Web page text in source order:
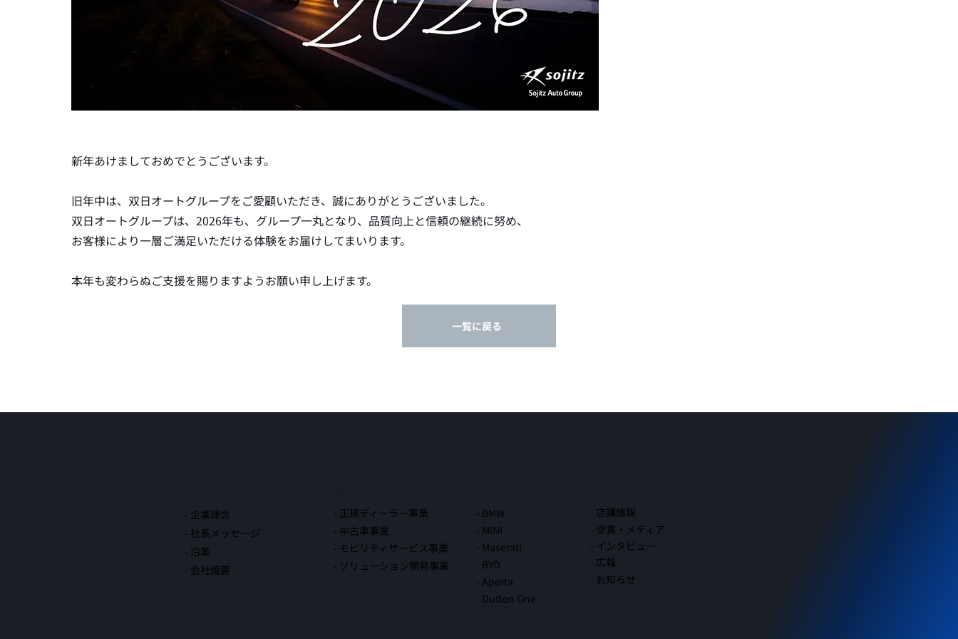
一覧に戻る
新年あけましておめでとうございます。
旧年中は、双日オートグループをご愛顧いただき、誠にありがとうございました。
双日オートグループは、2026年も、グループ一丸となり、品質向上と信頼の継続に努め、
お客様により一層ご満足いただける体験をお届けしてまいります。
本年も変わらぬご支援を賜りますようお願い申し上げます。
- 企業理念
- 社長メッセージ
- 沿革
- 会社概要
- 正規ディーラー事業
- 中古車事業
- モビリティサービス事業
- ソリューション開発事業
- BMW
- MINI
- Maserati
- BYD
- Aperta
- Dutton One
- 店舗情報
- 受賞・メディア
- インタビュー
- 広報
- お知らせ